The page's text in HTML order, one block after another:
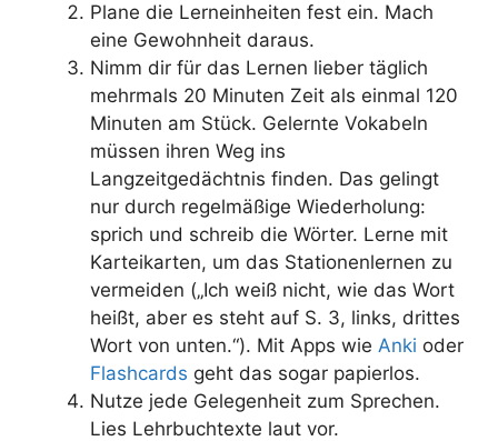
Plane die Lerneinheiten fest ein. Mach
eine Gewohnheit daraus.
Nimm dir für das Lernen lieber täglich
mehrmals 20 Minuten Zeit als einmal 120
Minuten am Stück. Gelernte Vokabeln
müssen ihren Weg ins
Langzeitgedächtnis finden. Das gelingt
nur durch regelmäßige Wiederholung:
sprich und schreib die Wörter. Lerne mit
Karteikarten, um das Stationenlernen zu
vermeiden („Ich weiß nicht, wie das Wort
heißt, aber es steht auf S. 3, links, drittes
Wort von unten.“). Mit Apps wie Anki oder
Flashcards geht das sogar papierlos.
Nutze jede Gelegenheit zum Sprechen.
Lies Lehrbuchtexte laut vor.